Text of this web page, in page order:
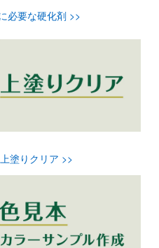
必要な硬化剤 >>
塗りクリア >>